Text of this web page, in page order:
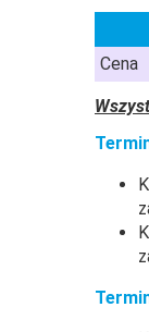
Cena